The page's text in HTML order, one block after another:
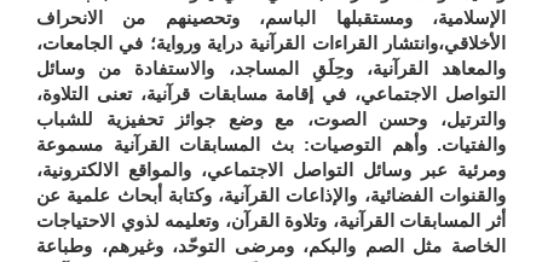
الإسلامية، ومستقبلها الباسم، وتحصينهم من الانحراف
الأخلاقي،و انتشار القراءات القرآنية دراية ورواية؛ في الجامعات،
والمعاهد القرآنية، وحِلَقِ المساجد، والاستفادة من وسائل
التواصل الاجتماعي، في إقامة مسابقات قرآنية، تعنى التلاوة،
والترتيل، وحسن الصوت، مع وضع جوائز تحفيزية للشباب
والفتيات. وأهم التوصيات:بث المسابقات القرآنية مسموعة
ومرئية عبر وسائل التواصل الاجتماعي، والمواقع الالكترونية،
والقنوات الفضائية، والإذاعات القرآنية،وكتابة أبحاث علمية عن
أثر المسابقات القرآنية، وتلاوة القرآن، وتعليمه لذوي الاحتياجات
الخاصة مثل الصم والبكم، ومرضى التوحّد، وغيرهم، وطباعة